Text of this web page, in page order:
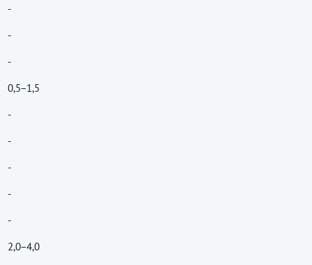
-
-
-
0,5−1,5
-
-
-
-
-
2,0−4,0